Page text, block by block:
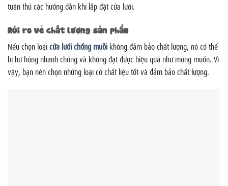
tuân thủ các hướng dẫn khi lắp đặt cửa lưới.
Rủi ro về chất lượng sản phẩm
Nếu chọn loạicửa lưới chống muỗi không đảm bảo chất lượng, nó có thể
bị hư hỏng nhanh chóng và không đạt được hiệu quả như mong muốn. Vì
vậy, bạn nên chọn những loại có chất liệu tốt và đảm bảo chất lượng.